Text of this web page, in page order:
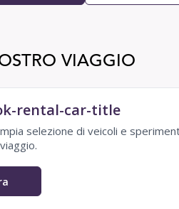
VIAGGIO
rental-car-title
selezione di veicoli e